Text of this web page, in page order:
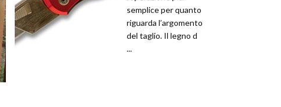
semplice per quanto
riguarda l’argomento
del taglio. Il legno d
...